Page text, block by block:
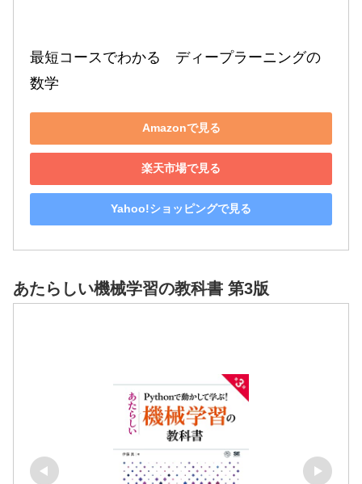
最短コースでわかる　ディープラーニングの
数学
Amazonで見る
楽天市場で見る
Yahoo!ショッピングで見る
あたらしい機械学習の教科書 第3版